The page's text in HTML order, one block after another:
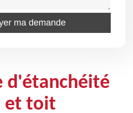
d'étanchéité
et toit